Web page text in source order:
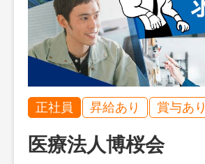
正社員 昇給あり 賞与あり
医療法人博桜会